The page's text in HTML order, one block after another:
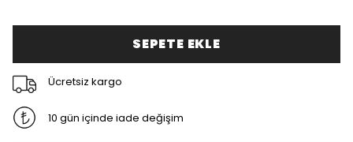
SEPETE EKLE
Ücretsiz kargo
10 gün içinde iade değişim